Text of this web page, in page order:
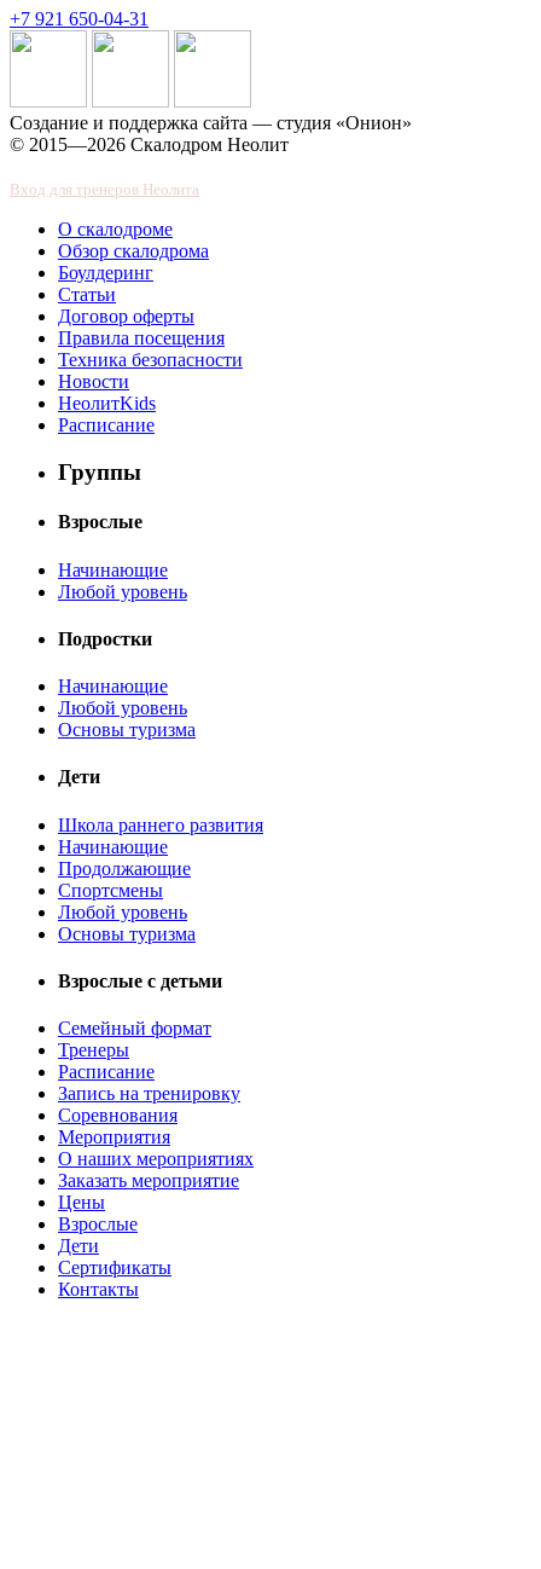
+7 921 650-04-31
Создание и поддержка сайта — студия «Онион»
© 2015—2026 Скалодром Неолит
Вход для тренеров Неолита
О скалодроме
Обзор скалодрома
Боулдеринг
Статьи
Договор оферты
Правила посещения
Техника безопасности
Новости
НеолитKids
Расписание
Группы
Взрослые
Начинающие
Любой уровень
Подростки
Начинающие
Любой уровень
Основы туризма
Дети
Школа раннего развития
Начинающие
Продолжающие
Спортсмены
Любой уровень
Основы туризма
Взрослые с детьми
Семейный формат
Тренеры
Расписание
Запись на тренировку
Соревнования
Мероприятия
О наших мероприятиях
Заказать мероприятие
Цены
Взрослые
Дети
Сертификаты
Контакты